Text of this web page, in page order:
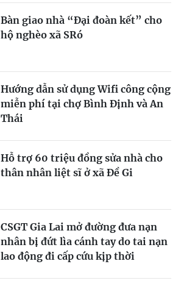
Bàn giao nhà “Đại đoàn kết” cho
hộ nghèo xã SRó
Hướng dẫn sử dụng Wifi công cộng
miễn phí tại chợ Bình Định và An
Thái
Hỗ trợ 60 triệu đồng sửa nhà cho
thân nhân liệt sĩ ở xã Đề Gi
CSGT Gia Lai mở đường đưa nạn
nhân bị đứt lìa cánh tay do tai nạn
lao động đi cấp cứu kịp thời